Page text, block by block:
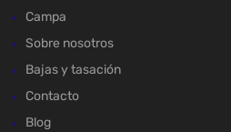
Campa
Sobre nosotros
Bajas y tasación
Contacto
Blog